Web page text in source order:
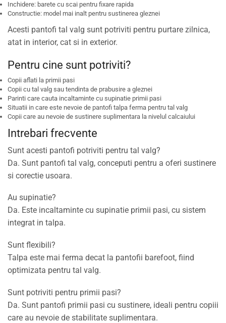
Inchidere: barete cu scai pentru fixare rapida
Constructie: model mai inalt pentru sustinerea gleznei
Acesti pantofi tal valg sunt potriviti pentru purtare zilnica,
atat in interior, cat si in exterior.
Pentru cine sunt potriviti?
Copii aflati la primii pasi
Copii cu tal valg sau tendinta de prabusire a gleznei
Parinti care cauta incaltaminte cu supinatie primii pasi
Situatii in care este nevoie de pantofi talpa ferma pentru tal valg
Copii care au nevoie de sustinere suplimentara la nivelul calcaiului
Intrebari frecvente
Sunt acesti pantofi potriviti pentru tal valg?
Da. Sunt pantofi tal valg, conceputi pentru a oferi sustinere
si corectie usoara.
Au supinatie?
Da. Este incaltaminte cu supinatie primii pasi, cu sistem
integrat in talpa.
Sunt flexibili?
Talpa este mai ferma decat la pantofii barefoot, fiind
optimizata pentru tal valg.
Sunt potriviti pentru primii pasi?
Da. Sunt pantofi primii pasi cu sustinere, ideali pentru copiii
care au nevoie de stabilitate suplimentara.